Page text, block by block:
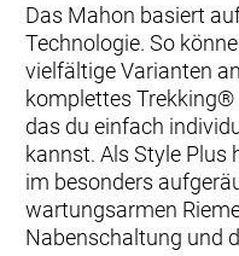
Das Mahon basiert
Technologie. So
vielfältige Varianten
komplettes Trekking®
das du einfach
kannst. Als Style Plus
im besonders
wartungsarmen
Nabenschaltung und